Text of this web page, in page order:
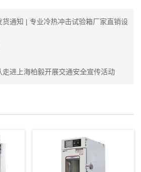
货通知 | 专业冷热冲击试验箱厂家直销设
走进上海柏毅开展交通安全宣传活动